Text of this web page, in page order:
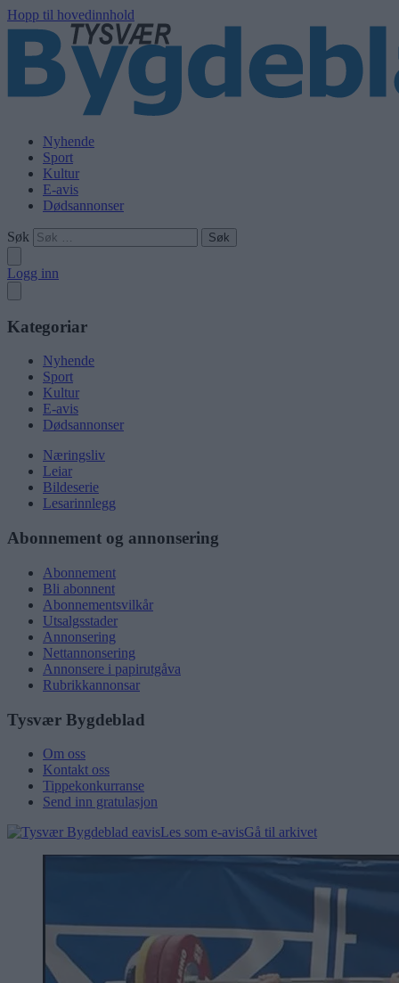
Hopp til hovedinnhold
Nyhende
Sport
Kultur
E-avis
Dødsannonser
Søk
Logg inn
Kategoriar
Nyhende
Sport
Kultur
E-avis
Dødsannonser
Næringsliv
Leiar
Bildeserie
Lesarinnlegg
Abonnement og annonsering
Abonnement
Bli abonnent
Abonnementsvilkår
Utsalgsstader
Annonsering
Nettannonsering
Annonsere i papirutgåva
Rubrikkannonsar
Tysvær Bygdeblad
Om oss
Kontakt oss
Tippekonkurranse
Send inn gratulasjon
Les som e-avisGå til arkivet